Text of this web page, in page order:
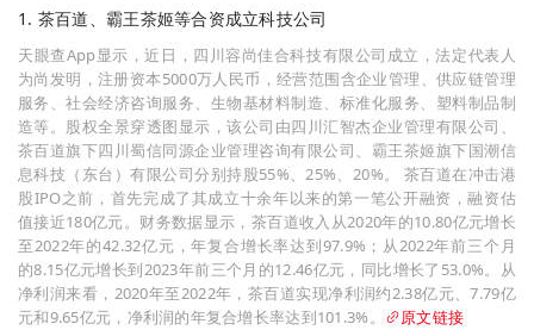
1. 茶百道、霸王茶姬等合资成立科技公司
天眼查App显示，近日，四川容尚佳合科技有限公司成立，法定代表人
为尚发明，注册资本5000万人民币，经营范围含企业管理、供应链管理
服务、社会经济咨询服务、生物基材料制造、标准化服务、塑料制品制
造等。股权全景穿透图显示，该公司由四川汇智杰企业管理有限公司、
茶百道旗下四川蜀信同源企业管理咨询有限公司、霸王茶姬旗下国潮信
息科技（东台）有限公司分别持股55%、25%、20%。 茶百道在冲击港
股IPO之前，首先完成了其成立十余年以来的第一笔公开融资，融资估
值接近180亿元。财务数据显示，茶百道收入从2020年的10.80亿元增长
至2022年的42.32亿元，年复合增长率达到97.9%；从2022年前三个月
的8.15亿元增长到2023年前三个月的12.46亿元，同比增长了53.0%。从
净利润来看，2020年至2022年，茶百道实现净利润约2.38亿元、7.79亿
元和9.65亿元，净利润的年复合增长率达到101.3%。
原文链接